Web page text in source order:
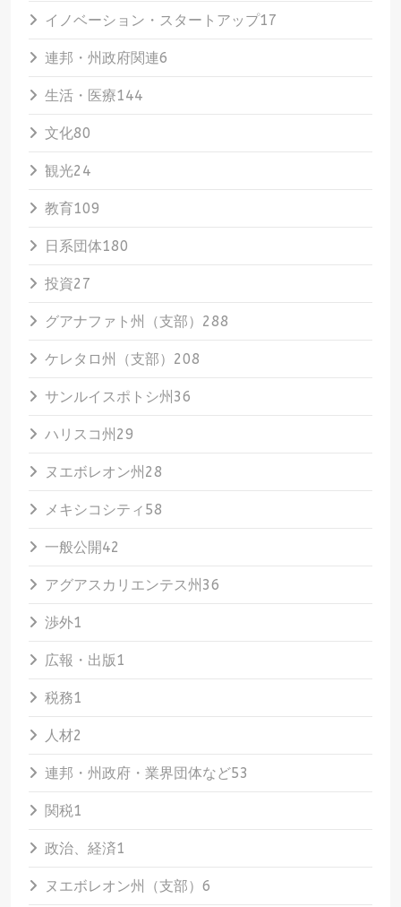
イノベーション・スタートアップ17
連邦・州政府関連6
生活・医療144
文化80
観光24
教育109
日系団体180
投資27
グアナファト州（支部） 288
ケレタロ州（支部） 208
サンルイスポトシ州 36
ハリスコ州 29
ヌエボレオン州 28
メキシコシティ 58
一般公開42
アグアスカリエンテス州 36
渉外1
広報・出版1
税務1
人材2
連邦・州政府・業界団体など53
関税1
政治、経済1
ヌエボレオン州（支部） 6